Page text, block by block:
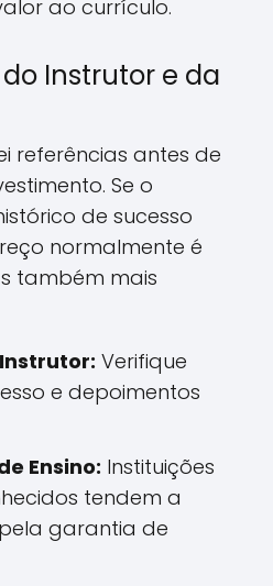
ao currículo.
Instrutor e da
referências antes de
Se o
de sucesso
normalmente é
também mais
Verifique
e depoimentos
Ensino: Instituições
tendem a
garantia de